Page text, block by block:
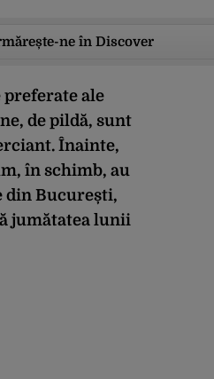
ne în Discover
ale
de pildă, sunt
Înainte,
în schimb, au
din București,
jumătatea lunii